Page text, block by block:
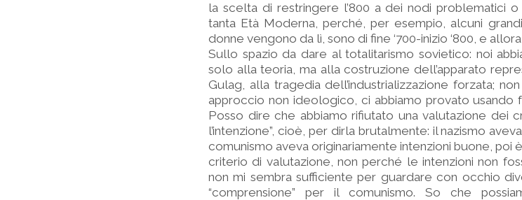
la scelta di restringere l’800 a dei nodi problematici
tanta Età Moderna, perché, per esempio, alcuni
donne vengono da lì, sono di fine ‘700-inizio ‘800, e
Sullo spazio da dare al totalitarismo sovietico: noi
solo alla teoria, ma alla costruzione dell’apparato
Gulag, alla tragedia dell’industrializzazione forzata;
approccio non ideologico, ci abbiamo provato usando
Posso dire che abbiamo rifiutato una valutazione dei
l’intenzione”, cioè, per dirla brutalmente: il nazismo
comunismo aveva originariamente intenzioni buone, poi
criterio di valutazione, non perché le intenzioni non
non mi sembra sufficiente per guardare con occhio
“comprensione” per il comunismo. So che